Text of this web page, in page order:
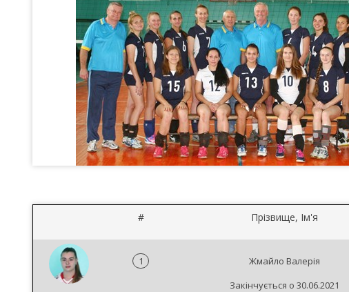
# Прізвище, Ім'я
1
Жмайло Валерія
Закінчується о 30.06.2021